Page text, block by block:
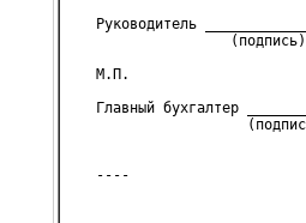
Руководитель
(подпись)
М.П.
Главный бухгалтер
(подпись)